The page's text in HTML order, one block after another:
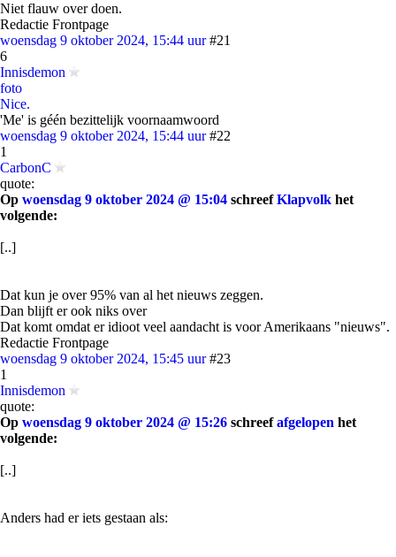
Niet flauw over doen.
Redactie Frontpage
woensdag 9 oktober 2024, 15:44 uur #21
6
Innisdemon
foto
Nice.
'Me' is géén bezittelijk voornaamwoord
woensdag 9 oktober 2024, 15:44 uur #22
1
CarbonC
quote:
Op woensdag 9 oktober 2024 @ 15:04 schreefKlapvolk het
volgende:
[..]
Dat kun je over 95% van al het nieuws zeggen.
Dan blijft er ook niks over
Dat komt omdat er idioot veel aandacht is voor Amerikaans "nieuws".
Redactie Frontpage
woensdag 9 oktober 2024, 15:45 uur #23
1
Innisdemon
quote:
Op woensdag 9 oktober 2024 @ 15:26 schreefafgelopen het
volgende:
[..]
Anders had er iets gestaan als: